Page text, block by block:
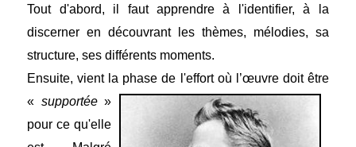
Tout d'abord, il faut apprendre à l'identifier, à la
discerner en découvrant les thèmes, mélodies, sa
structure, ses différents moments.
Ensuite, vient la phase de l'effort où l’œuvre doit être
« supportée»
pour ce qu'elle